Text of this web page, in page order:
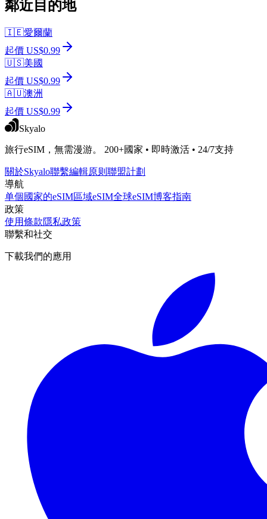
鄰近目的地
🇮🇪愛爾蘭
起價 US$0.99
🇺🇸美國
起價 US$0.99
🇦🇺澳洲
起價 US$0.99
Skyalo
旅行eSIM，無需漫游。 200+國家 • 即時激活 • 24/7支持
關於Skyalo聯繫編輯原则 聯盟計劃
導航
单個國家的eSIM區域eSIM全球eSIM博客指南
政策
使用條款隱私政策
聯繫和社交
下載我們的應用